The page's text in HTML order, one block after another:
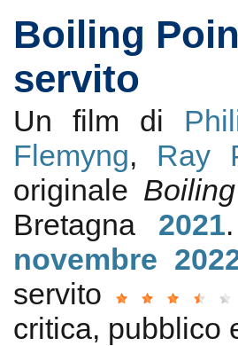
Boiling
servito
Un film di
Flemyng, Ray
originale
Bretagna 2021
novembre
servito
critica, pubblico